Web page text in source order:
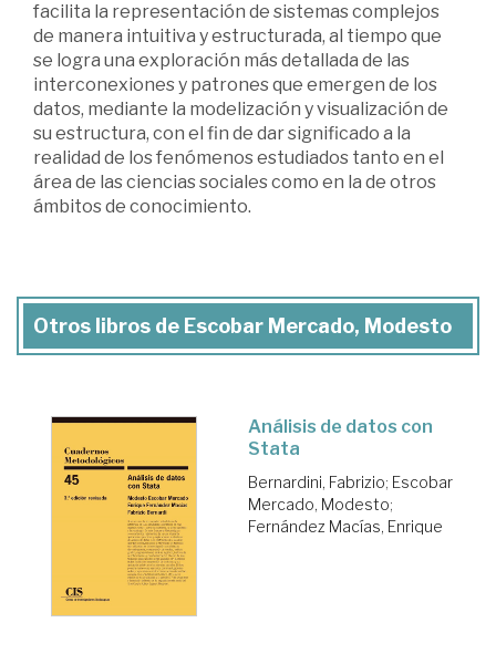
facilita la representación de sistemas complejos
de manera intuitiva y estructurada, al tiempo que
se logra una exploración más detallada de las
interconexiones y patrones que emergen de los
datos, mediante la modelización y visualización de
su estructura, con el fin de dar significado a la
realidad de los fenómenos estudiados tanto en el
área de las ciencias sociales como en la de otros
ámbitos de conocimiento.
Otros libros de Escobar Mercado, Modesto
Análisis de datos con
Stata
Bernardini, Fabrizio; Escobar
Mercado, Modesto;
Fernández Macías, Enrique